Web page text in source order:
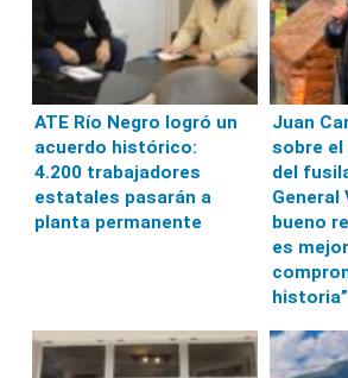
ATE Río Negro logró un
acuerdo histórico:
4.200 trabajadores
estatales pasarán a
planta permanente
Juan
sobre el
del
General
bueno
es mejor
historia”